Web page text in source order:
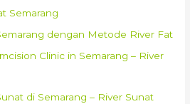
Semarang
dengan Metode River Fat
Clinic in Semarang – River
di Semarang – River Sunat